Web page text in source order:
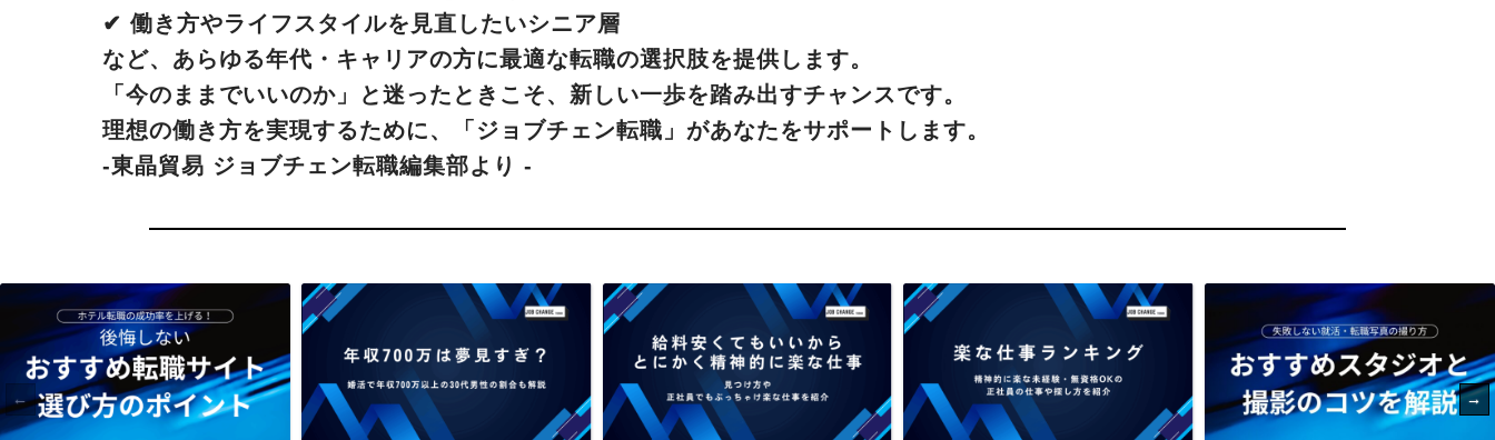
✔︎ 働き方やライフスタイルを見直したいシニア層
など、あらゆる年代・キャリアの方に最適な転職の選択肢を提供します。
「今のままでいいのか」と迷ったときこそ、新しい一歩を踏み出すチャンスです。
理想の働き方を実現するために、「ジョブチェン転職」があなたをサポートします。